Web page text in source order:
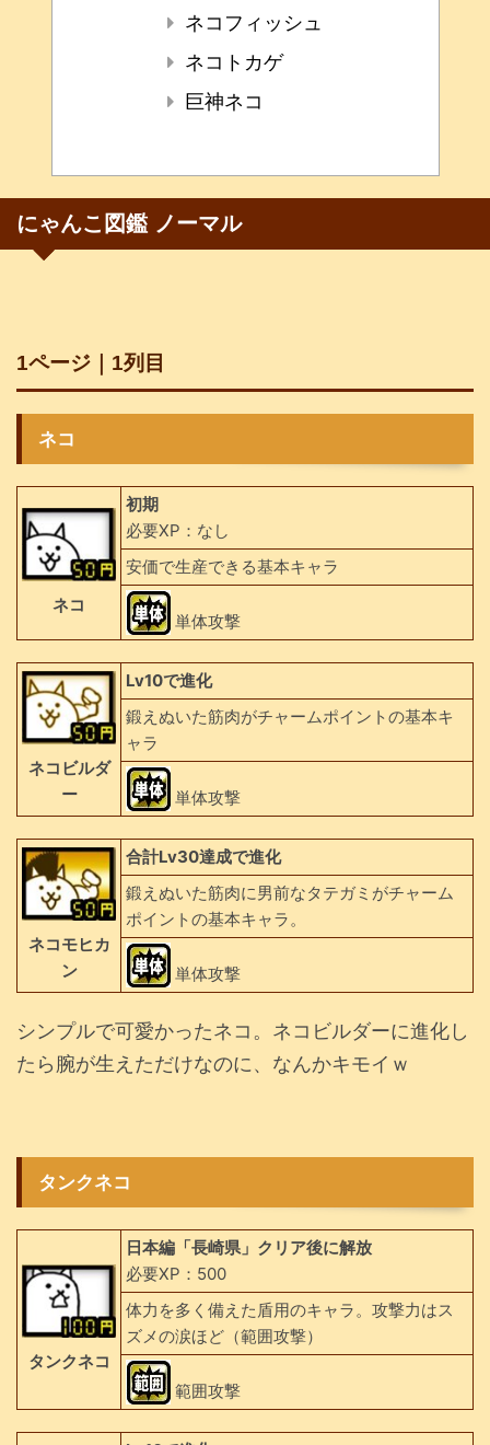
ネコフィッシュ
ネコトカゲ
巨神ネコ
にゃんこ図鑑 ノーマル
1ページ｜1列目
ネコ
ネコ
初期
必要XP：なし
安価で生産できる基本キャラ
単体攻撃
ネコビルダ
ー
Lv10で進化
鍛えぬいた筋肉がチャームポイントの基本キ
ャラ
単体攻撃
ネコモヒカ
ン
合計Lv30達成で進化
鍛えぬいた筋肉に男前なタテガミがチャーム
ポイントの基本キャラ。
単体攻撃
シンプルで可愛かったネコ。ネコビルダーに進化し
たら腕が生えただけなのに、なんかキモイｗ
タンクネコ
タンクネコ
日本編「長崎県」クリア後に解放
必要XP：500
体力を多く備えた盾用のキャラ。攻撃力はス
ズメの涙ほど（範囲攻撃）
範囲攻撃